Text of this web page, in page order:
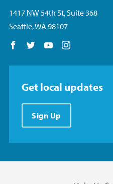
1417 NW 54th St, Suite 368
Seattle, WA 98107
Follow us on Facebook
Follow us on Twitter
Follow us on
Get local updates
Sign Up